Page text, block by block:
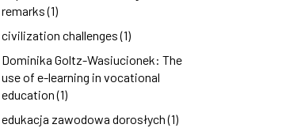
remarks (1)
civilization challenges (1)
Dominika Goltz-Wasiucionek: The
use of e-learning in vocational
education (1)
edukacja zawodowa dorosłych (1)